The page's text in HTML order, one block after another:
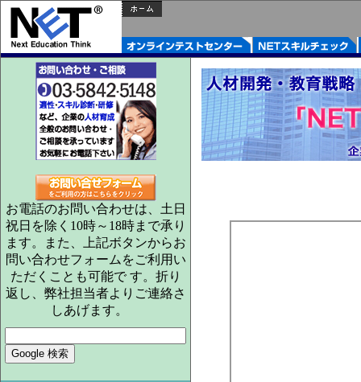
お電話のお問い合わせは、土日
祝日を除く10時～18時まで承り
ます。また、上記ボタンからお
問い合わせフォームをご利用い
ただくことも可能で す。折り
返し、弊社担当者よりご連絡さ
しあげます。